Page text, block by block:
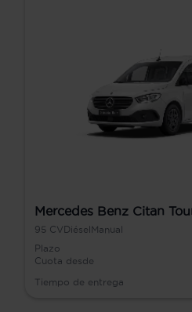
Mercedes Benz Citan
95 CVDiéselManual
Plazo
Cuota desde
Tiempo de entrega